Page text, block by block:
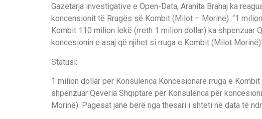
Gazetarja investigative e Open-Data, Aranita Brahaj ka
koncensionit të Rrugës së Kombit (Milot – Morinë). “1
Kombit 110 milion lekë (rreth 1 milion dollar) ka shpenzuar
koncesionin e asaj që njihet si rruga e Kombit (Milot
Statusi:
1 milion dollar për Konsulenca Koncesionare rruga e
shpenzuar Qeveria Shqiptare për Konsulenca për
Morinë). Pagesat janë bërë nga thesari i shteti në data të